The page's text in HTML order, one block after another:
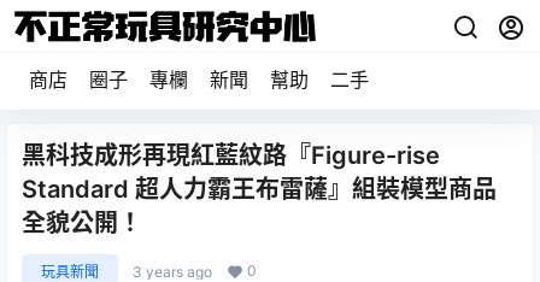
商店 圈子 專欄 新聞 幫助 二手
黑科技成形再現紅藍紋路『Figure-rise
Standard 超人力霸王布雷薩』組裝模型商品
全貌公開！
玩具新聞 3 years ago 0